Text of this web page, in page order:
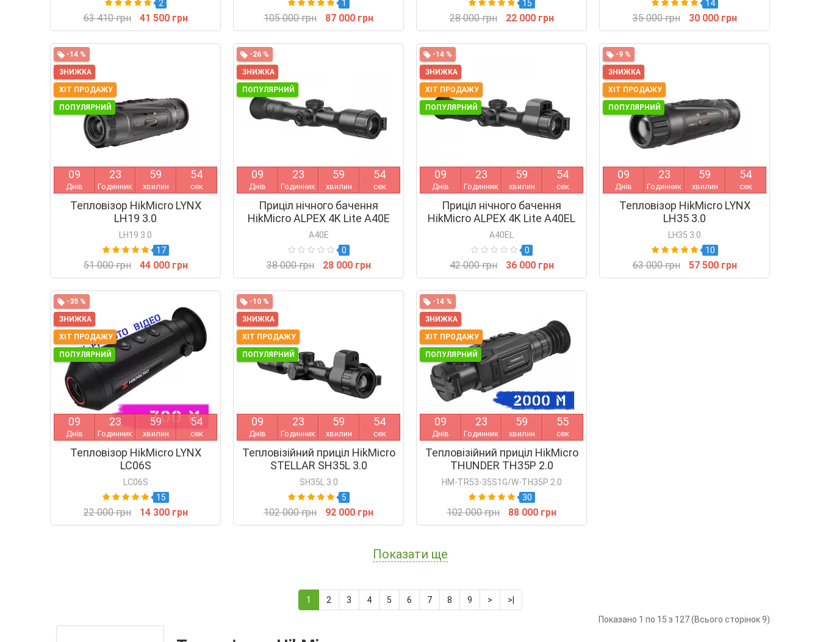
2
63 410 грн 41 500 грн
1
105 000 грн 87 000 грн
15
28 000 грн 22 000 грн
14
35 000 грн 30 000 грн
-14 %
ЗНИЖКА
ХІТ ПРОДАЖУ
ПОПУЛЯРНИЙ
09
Днів
23
Годинник
59
хвилин
54
сек
Тепловізор HikMicro LYNX
LH19 3.0
LH19 3.0
17
51 000 грн 44 000 грн
-26 %
ЗНИЖКА
ПОПУЛЯРНИЙ
09
Днів
23
Годинник
59
хвилин
54
сек
Приціл нічного бачення
HikMicro ALPEX 4K Lite A40E
A40E
0
38 000 грн 28 000 грн
-14 %
ЗНИЖКА
ХІТ ПРОДАЖУ
ПОПУЛЯРНИЙ
09
Днів
23
Годинник
59
хвилин
54
сек
Приціл нічного бачення
HikMicro ALPEX 4K Lite A40EL
LRF
A40EL
0
42 000 грн 36 000 грн
-9 %
ЗНИЖКА
ХІТ ПРОДАЖУ
ПОПУЛЯРНИЙ
09
Днів
23
Годинник
59
хвилин
54
сек
Тепловізор HikMicro LYNX
LH35 3.0
LH35 3.0
10
63 000 грн 57 500 грн
-35 %
ЗНИЖКА
ХІТ ПРОДАЖУ
ПОПУЛЯРНИЙ
09
Днів
23
Годинник
59
хвилин
54
сек
Тепловізор HikMicro LYNX
LC06S
LC06S
15
22 000 грн 14 300 грн
-10 %
ЗНИЖКА
ХІТ ПРОДАЖУ
ПОПУЛЯРНИЙ
09
Днів
23
Годинник
59
хвилин
54
сек
Тепловізійний приціл HikMicro
STELLAR SH35L 3.0
SH35L 3.0
5
102 000 грн 92 000 грн
-14 %
ЗНИЖКА
ХІТ ПРОДАЖУ
ПОПУЛЯРНИЙ
09
Днів
23
Годинник
59
хвилин
54
сек
Тепловізійний приціл HikMicro
THUNDER TH35P 2.0
HM-TR53-35S1G/W-TH35P 2.0
30
102 000 грн 88 000 грн
Показати ще
1 2 3 4 5 6 7 8 9 >
>|
Показано 1 по 15 з 127 (Всього сторінок 9)